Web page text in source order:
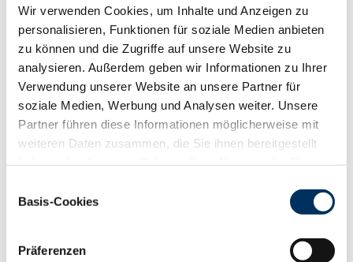
Wir verwenden Cookies, um Inhalte und Anzeigen zu
personalisieren, Funktionen für soziale Medien anbieten
zu können und die Zugriffe auf unsere Website zu
analysieren. Außerdem geben wir Informationen zu Ihrer
Verwendung unserer Website an unsere Partner für
soziale Medien, Werbung und Analysen weiter. Unsere
Partner führen diese Informationen möglicherweise mit
weiteren Daten zusammen, die Sie ihnen bereitgestellt
Cookies, wenn Sie unsere Webseite weiterhin nutzen.
Basis-Cookies
Präferenzen
RZR
RZKd
100
RZKm
RZÖko
130
Gesundheit
RZGesund
109
RZEuterfit
RZKlaue
106
107
RZRepro
105
RZKälberfit 107